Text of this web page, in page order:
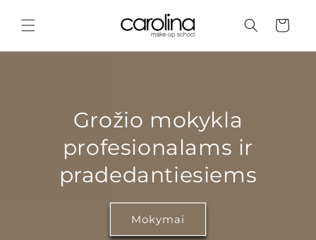
turinį
Krepšelis
Grožio mokykla
profesionalams ir
pradedantiesiems
Mokymai